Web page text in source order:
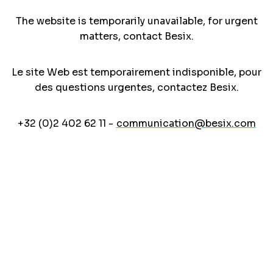
The website is temporarily unavailable, for urgent
matters, contact Besix.
Le site Web est temporairement indisponible, pour
des questions urgentes, contactez Besix.
+32 (0)2 402 62 11 - communication@besix.com